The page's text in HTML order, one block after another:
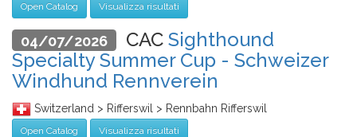
Open Catalog Visualizza risultati
04/07/2026 CAC Sighthound
Specialty Summer Cup - Schweizer
Windhund Rennverein
Switzerland > Rifferswil > Rennbahn Rifferswil
Open Catalog Visualizza risultati